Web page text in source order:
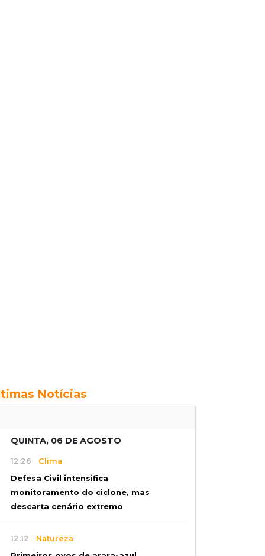
Notícias
QUINTA, 06 DE AGOSTO
12:26 Clima
Defesa Civil intensifica
monitoramento do ciclone, mas
descarta cenário extremo
12:12 Natureza